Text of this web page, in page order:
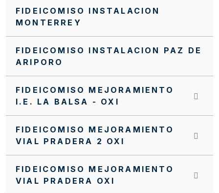
Invitación Abierta No. FFIE 006 de 2016
Invitación Abierta No 16 de 2019
INVITACIÓN INTERNA SI0071 FFIE DE 2023
INVITACIÓN INTERNA SI0068 FFIE DE 2023
INVITACIÓN INTERNA No.SA0057 FFIE 2022
FIDEICOMISO INSTALACION
MONTERREY
FIDEICOMISO INSTALACION PAZ DE
ARIPORO
FIDEICOMISO MEJORAMIENTO
I.E. LA BALSA - OXI
FIDEICOMISO MEJORAMIENTO
VIAL PRADERA 2 OXI
FIDEICOMISO MEJORAMIENTO
VIAL PRADERA OXI